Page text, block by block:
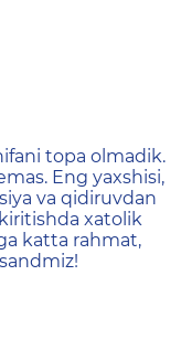
неtopa olmadik.
Eng yaxshisi,
va qidiruvdan
xatolik
katta rahmat,